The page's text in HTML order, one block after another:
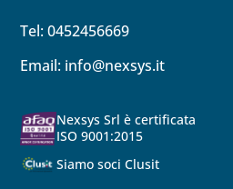
Tel: 0452456669
Email: info@nexsys.it
Nexsys Srl è certificata
ISO 9001:2015
Siamo soci Clusit